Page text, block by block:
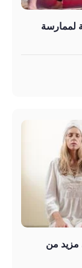
5 أماكن رائعة لممارسة
مزيد من